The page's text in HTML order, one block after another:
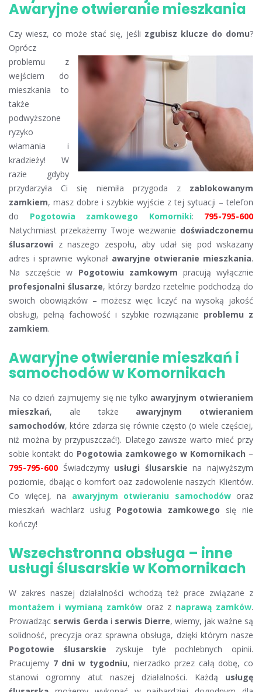
Awaryjne otwieranie mieszkania
Czy wiesz, co może stać się, jeśli zgubisz klucze do domu?
Oprócz
problemu z
wejściem do
mieszkania to
także
podwyższone
ryzyko
włamania i
kradzieży! W
razie gdyby
przydarzyła Ci się niemiła przygoda z zablokowanym
zamkiem, masz dobre i szybkie wyjście z tej sytuacji – telefon
do Pogotowia zamkowego Komorniki: 795-795-600
Natychmiast przekażemy Twoje wezwanie doświadczonemu
ślusarzowi z naszego zespołu, aby udał się pod wskazany
adres i sprawnie wykonał awaryjne otwieranie mieszkania.
Na szczęście w Pogotowiu zamkowym pracują wyłącznie
profesjonalni ślusarze, którzy bardzo rzetelnie podchodzą do
swoich obowiązków – możesz więc liczyć na wysoką jakość
obsługi, pełną fachowość i szybkie rozwiązanie problemu z
zamkiem.
Awaryjne otwieranie mieszkań i
samochodów w Komornikach
Na co dzień zajmujemy się nie tylko awaryjnym otwieraniem
mieszkań, ale także awaryjnym otwieraniem
samochodów, które zdarza się równie często (o wiele częściej,
niż można by przypuszczać!). Dlatego zawsze warto mieć przy
sobie kontakt do Pogotowia zamkowego w Komornikach –
795-795-600 Świadczymy usługi ślusarskie na najwyższym
poziomie, dbając o komfort oaz zadowolenie naszych Klientów.
Co więcej, na awaryjnym otwieraniu samochodóworaz
mieszkań wachlarz usług Pogotowia zamkowego się nie
kończy!
Wszechstronna obsługa – inne
usługi ślusarskie w Komornikach
W zakres naszej działalności wchodzą też prace związane z
montażem i wymianą zamków oraz z naprawą zamków.
Prowadząc serwis Gerda i serwis Dierre, wiemy, jak ważne są
solidność, precyzja oraz sprawna obsługa, dzięki którym nasze
Pogotowie ślusarskie zyskuje tyle pochlebnych opinii.
Pracujemy 7 dni w tygodniu, nierzadko przez całą dobę, co
stanowi ogromny atut naszej działalności. Każdą usługę